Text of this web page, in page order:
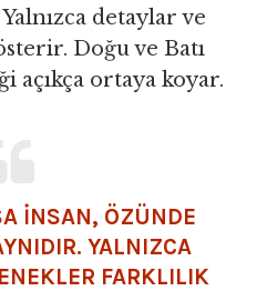
detaylar ve
Doğu ve Batı
açıkça ortaya koyar.
INSAN, ÖZÜNDE
YALNIZCA
FARKLILIK